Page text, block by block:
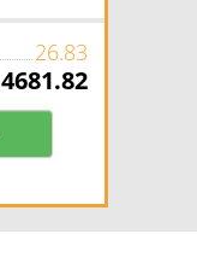
26.83
4681.82